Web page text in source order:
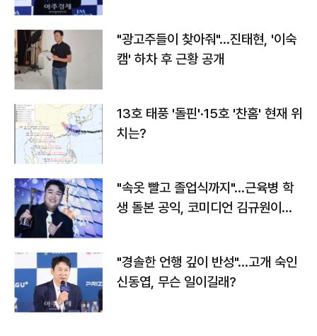
"광고주들이 찾아줘"…진태현, '이숙
캠' 하차 후 근황 공개
13호 태풍 '돌핀'·15호 '찬홈' 현재 위
치는?
"속옷 빨고 졸업식까지"…근육병 학
생 돌본 공익, 코미디언 김규원이었
"경솔한 언행 깊이 반성"…고개 숙인
신동엽, 무슨 일이길래?